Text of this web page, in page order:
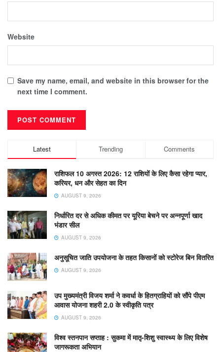
Website
Save my name, email, and website in this browser for the
next time I comment.
Latest Trending Comments
राशिफल 10 अगस्त 2026: 12 राशियों के लिए कैसा रहेगा प्यार,
करियर, धन और सेहत का दिन
AUGUST 9, 2026
निर्धारित दर से अधिक कीमत पर यूरिया बेचने पर अन्नपूर्णा खाद
भंडार सील
AUGUST 9, 2026
अनुसूचित जाति उपयोजना के तहत किसानों को स्टोरेज बिन वितरित
AUGUST 9, 2026
उप मुख्यमंत्री विजय शर्मा ने कवर्धा के हितग्राहियों को सौंपे पीएम
आवास योजना शहरी 2.0 के स्वीकृति पत्र
AUGUST 9, 2026
विश्व स्तनपान सप्ताह : सुकमा में मातृ-शिशु स्वास्थ्य के लिए विशेष
जागरूकता अभियान